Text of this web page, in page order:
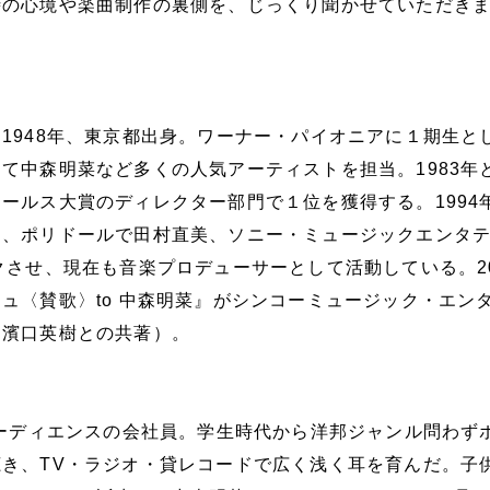
心境や楽曲制作の裏側を、じっくり聞かせていただき
年、東京都出身。ワーナー・パイオニアに１期生と
中森明菜など多くの人気アーティストを担当。1983年
ルス大賞のディレクター部門で１位を獲得する。1994
ポリドールで田村直美、ソニー・ミュージックエンタ
せ、現在も音楽プロデューサーとして活動している。
〈賛歌〉to 中森明菜』がシンコーミュージック・エン
口英樹との共著）。
ィエンスの会社員。学生時代から洋邦ジャンル問わず
、TV・ラジオ・貸レコードで広く浅く耳を育んだ。子